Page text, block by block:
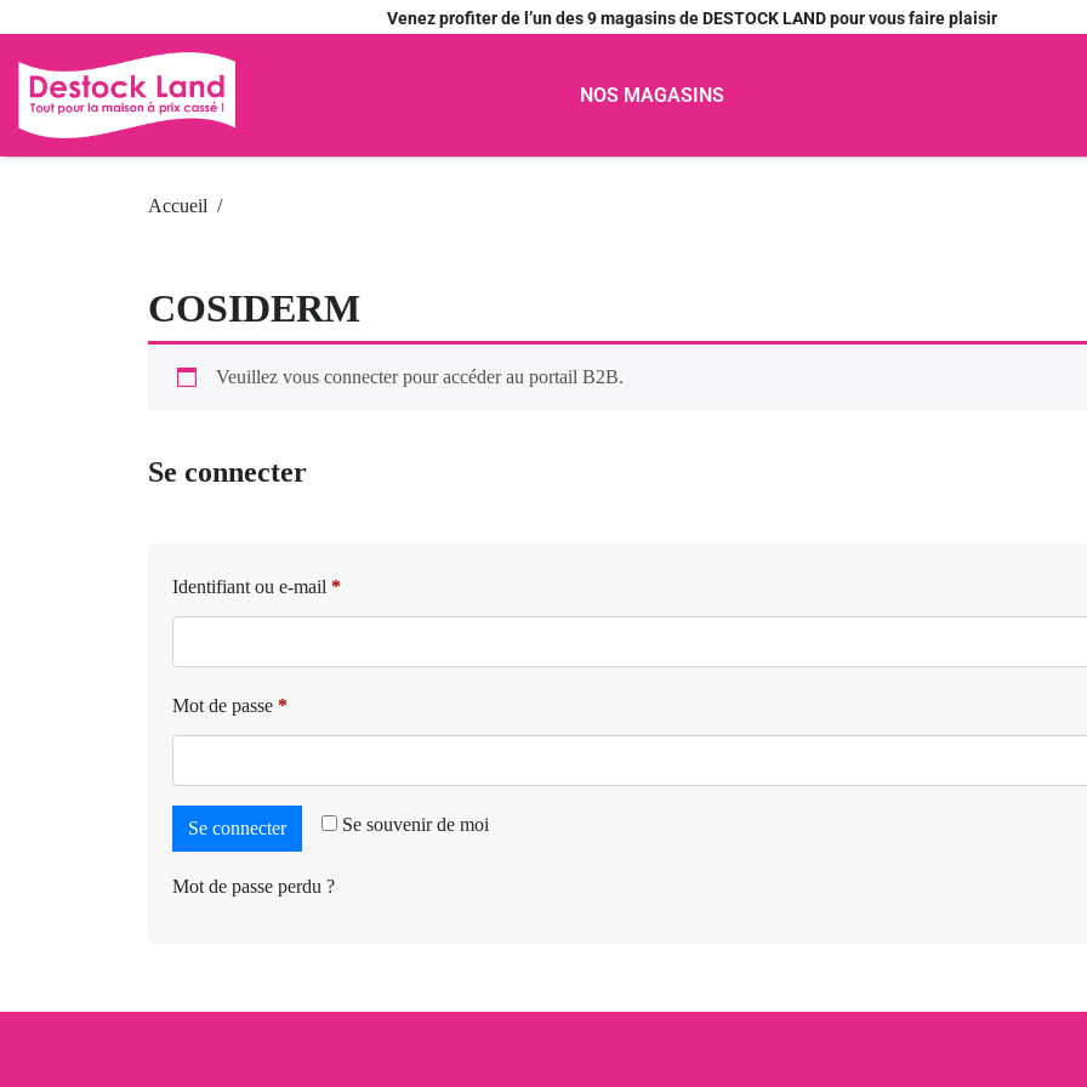
Venez profiter de l’un des 9 magasins de DESTOCK LAND pour vous faire plaisir
NOS MAGASINS
Accueil
COSIDERM
Veuillez vous connecter pour accéder au portail B2B.
Se connecter
Identifiant ou e-mail *
Mot de passe *
Se souvenir de moi
Se connecter
Mot de passe perdu ?